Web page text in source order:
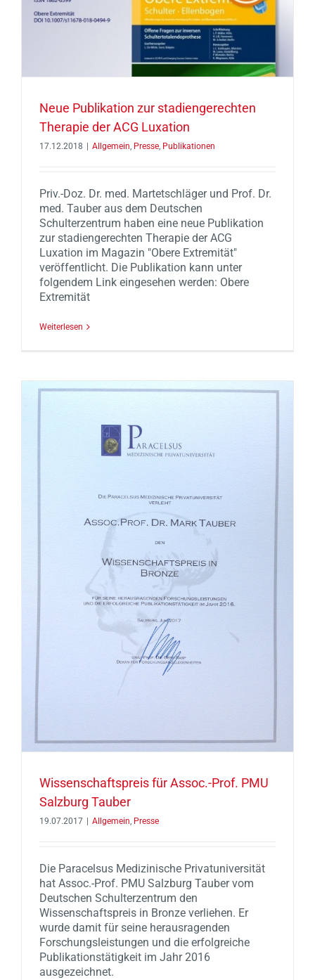
Neue Publikation zur stadiengerechten
Therapie der ACG Luxation
17.12.2018 Allgemein, Presse, Publikationen
Priv.-Doz. Dr. med. Martetschläger und Prof. Dr.
med. Tauber aus dem Deutschen
Schulterzentrum haben eine neue Publikation
zur stadiengerechten Therapie der ACG
Luxation im Magazin "Obere Extremität"
veröffentlicht. Die Publikation kann unter
folgendem Link eingesehen werden: Obere
Extremität
Weiterlesen
Wissenschaftspreis für Assoc.-Prof. PMU
Salzburg Tauber
19.07.2017 | Allgemein Presse
Die Paracelsus Medizinische Privatuniversität
hat Assoc.-Prof. PMU Salzburg Tauber vom
Deutschen Schulterzentrum den
Wissenschaftspreis in Bronze verliehen. Er
wurde damit für seine herausragenden
Forschungsleistungen und die erfolgreiche
Publikationstätigkeit im Jahr 2016
ausgezeichnet.